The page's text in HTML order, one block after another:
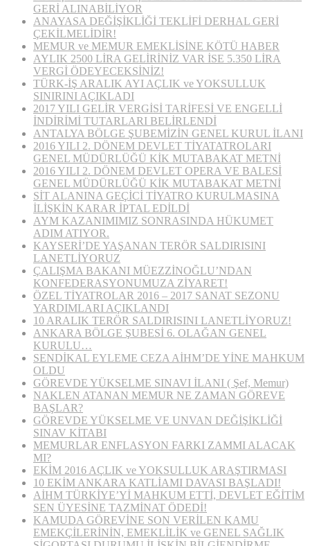
GERİ ALINABİLİYOR
ANAYASA DEĞİŞİKLİĞİ TEKLİFİ DERHAL GERİ
ÇEKİLMELİDİR!
MEMUR ve MEMUR EMEKLİSİNE KÖTÜ HABER
AYLIK 2500 LİRA GELİRİNİZ VAR İSE 5.350 LİRA
VERGİ ÖDEYECEKSİNİZ!
TÜRK-İŞ ARALIK AYI AÇLIK ve YOKSULLUK
SINIRINI AÇIKLADI
2017 YILI GELİR VERGİSİ TARİFESİ VE ENGELLİ
İNDİRİMİ TUTARLARI BELİRLENDİ
ANTALYA BÖLGE ŞUBEMİZİN GENEL KURUL İLANI
2016 YILI 2. DÖNEM DEVLET TİYATATROLARI
GENEL MÜDÜRLÜĞÜ KİK MUTABAKAT METNİ
2016 YILI 2. DÖNEM DEVLET OPERA VE BALESİ
GENEL MÜDÜRLÜĞÜ KİK MUTABAKAT METNİ
SİT ALANINA GEÇİCİ TİYATRO KURULMASINA
İLİŞKİN KARAR İPTAL EDİLDİ
AYM KAZANIMIMIZ SONRASINDA HÜKUMET
ADIM ATIYOR.
KAYSERİ’DE YAŞANAN TERÖR SALDIRISINI
LANETLİYORUZ
ÇALIŞMA BAKANI MÜEZZİNOĞLU’NDAN
KONFEDERASYONUMUZA ZİYARET!
ÖZEL TİYATROLAR 2016 – 2017 SANAT SEZONU
YARDIMLARI AÇIKLANDI
10 ARALIK TERÖR SALDIRISINI LANETLİYORUZ!
ANKARA BÖLGE ŞUBESİ 6. OLAĞAN GENEL
KURULU…
SENDİKAL EYLEME CEZA AİHM’DE YİNE MAHKUM
OLDU
GÖREVDE YÜKSELME SINAVI İLANI ( Şef, Memur)
NAKLEN ATANAN MEMUR NE ZAMAN GÖREVE
BAŞLAR?
GÖREVDE YÜKSELME VE UNVAN DEĞİŞİKLİĞİ
SINAV KİTABI
MEMURLAR ENFLASYON FARKI ZAMMI ALACAK
MI?
EKİM 2016 AÇLIK ve YOKSULLUK ARAŞTIRMASI
10 EKİM ANKARA KATLİAMI DAVASI BAŞLADI!
AİHM TÜRKİYE’Yİ MAHKUM ETTİ, DEVLET EĞİTİM
SEN ÜYESİNE TAZMİNAT ÖDEDİ!
KAMUDA GÖREVİNE SON VERİLEN KAMU
EMEKÇİLERİNİN, EMEKLİLİK ve GENEL SAĞLIK